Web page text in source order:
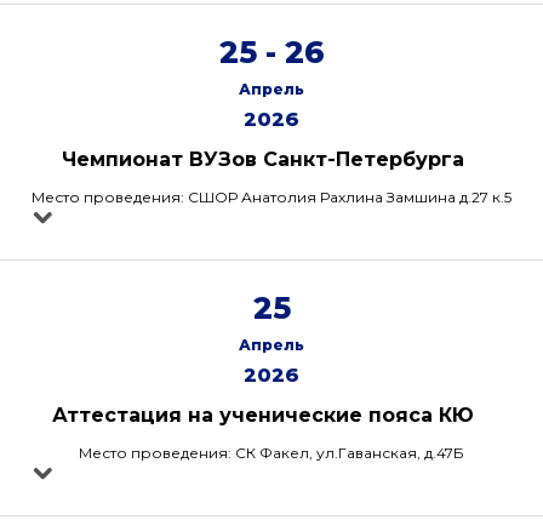
25 - 26
Апрель
2026
Чемпионат ВУЗов Санкт-Петербурга
Место проведения: СШОР Анатолия Рахлина Замшина д.27 к.5
25
Апрель
2026
Аттестация на ученические пояса КЮ
Место проведения: СК Факел, ул.Гаванская, д.47Б